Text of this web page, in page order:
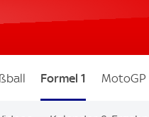
Formel 1 MotoGP